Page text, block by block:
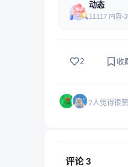
动态
11117 内容
2 收
2人觉得很赞
评论3